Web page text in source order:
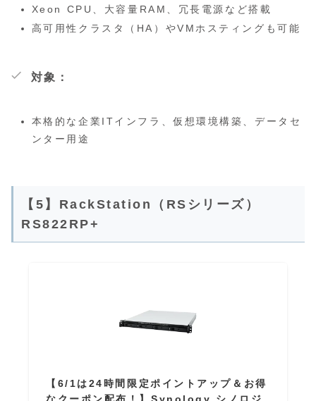
Xeon CPU、大容量RAM、冗長電源など搭載
高可用性クラスタ（HA）やVMホスティングも可能
対象：
本格的な企業ITインフラ、仮想環境構築、データセ
ンター用途
【5】RackStation（RSシリーズ）
RS822RP+
【6/1は24時間限定ポイントアップ＆お得